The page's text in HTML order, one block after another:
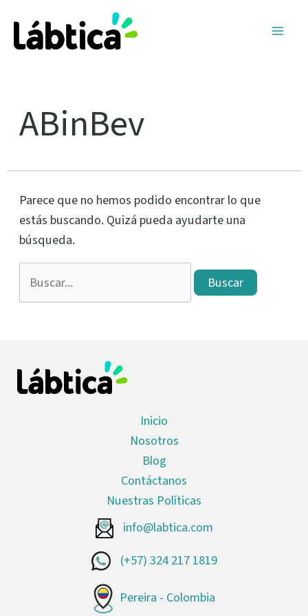
contenido
ABinBev
Parece que no hemos podido encontrar lo que
estás buscando. Quizá pueda ayudarte una
búsqueda.
por:
Inicio
Nosotros
Blog
Contáctanos
Nuestras Políticas
info@labtica.com
(+57) 324 217 1819
Pereira - Colombia